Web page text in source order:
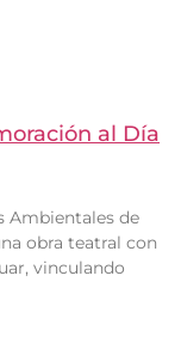
al Día
Ambientales de
obra teatral con
vinculando